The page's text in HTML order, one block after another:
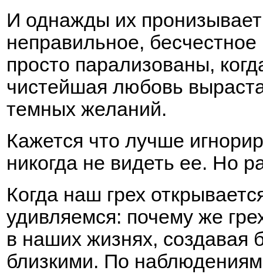
И однажды их
неправильное,
просто парализованы,
чистейшая любовь
темных желаний.
Кажется что лучше
никогда не видеть ее. Но
Когда наш грех
удивляемся: почему же
в наших жизнях, создавая
близкими. По